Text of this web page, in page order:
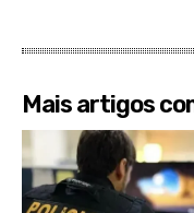
Mais artigos